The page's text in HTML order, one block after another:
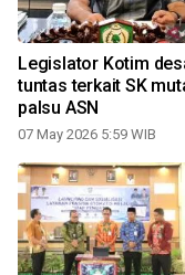
Legislator Kotim
tuntas terkait SK
palsu ASN
07 May 2026 5:59 WIB